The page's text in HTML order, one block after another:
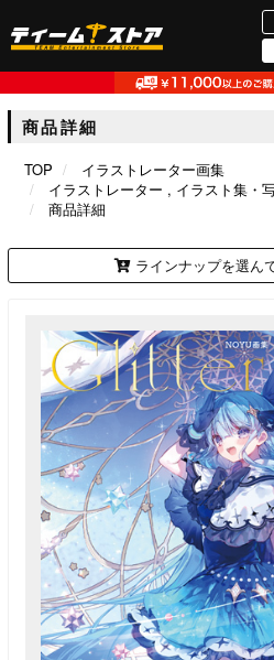
商品詳細
TOP
イラストレーター画集
イラストレーター
イラスト集・
商品詳細
ラインナップを選ん